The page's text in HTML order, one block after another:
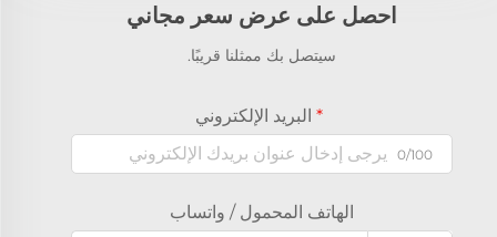
احصل على عرض سعر مجاني
سيتصل بك ممثلنا قريبًا.
البريد الإلكتروني
0/100
الهاتف المحمول / واتساب